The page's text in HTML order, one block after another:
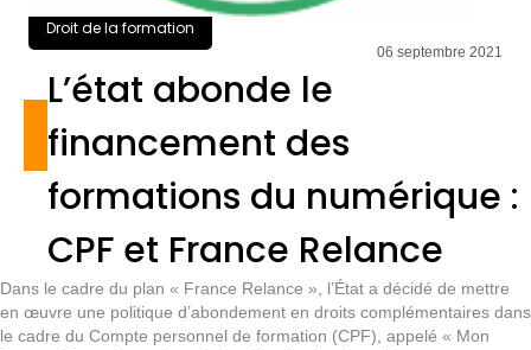
Droit de la formation
06 septembre 2021
L’état abonde le
financement des
formations du numérique :
CPF et France Relance
Dans le cadre du plan « France Relance », l’État a décidé de mettre
en œuvre une politique d’abondement en droits complémentaires dans
le cadre du Compte personnel de formation (CPF), appelé « Mon